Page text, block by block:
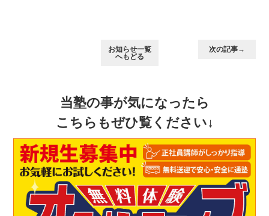
お知らせ一覧
へもどる
次の記事→
当塾の事が気になったら
こちらもぜひ覧ください↓